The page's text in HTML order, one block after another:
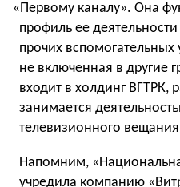
«Первому каналу». Она
профиль ее
прочих вспомогательных
не включенная в другие
входит в холдинг ВГТРК,
занимается
телевизионного
Напомним,
учредила компанию «